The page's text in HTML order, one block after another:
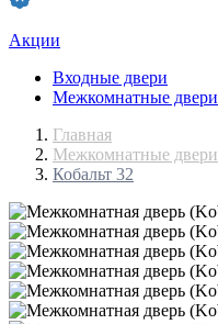
Акции
Входные двери
Межкомнатные двери
Главная
Межкомнатные двери
Кобальт 32